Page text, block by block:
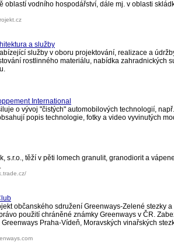
oblastí vodního hospodářství, dále mj. v oblasti
a služby
služby v oboru projektování, realizace a
rostlinného materiálu, nabídka zahradnických
International
o vývoj "čistých" automobilových technologií,
popis technologie, fotky a video vyvinutých
s.r.o., těží v pěti lomech granulit, granodiorit a
občanského sdružení Greenways-Zelené stezky
použití chráněné známky Greenways v ČR.
Praha-Vídeň, Moravských vinařských